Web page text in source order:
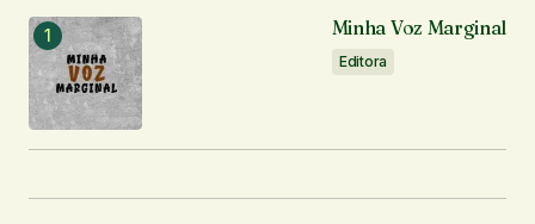
Comentário
Seu nome*
Minha Voz Marginal
Editora